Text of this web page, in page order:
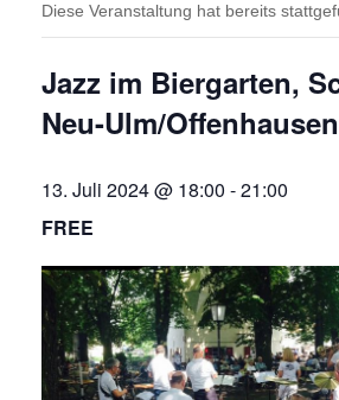
Diese Veranstaltung hat bereits
Jazz im Biergarten,
Neu-Ulm/Offenhausen
13. Juli 2024 @ 18:00 -21:00
FREE